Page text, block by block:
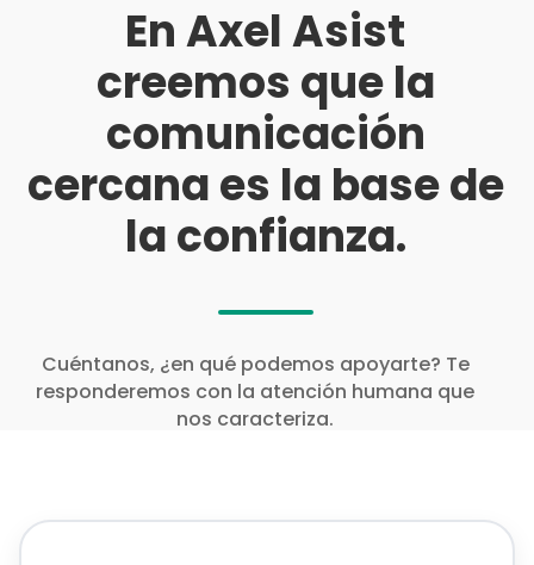
En Axel Asist
creemos que la
comunicación
cercana es la base de
la confianza.
Cuéntanos, ¿en qué podemos apoyarte? Te
responderemos con la atención humana que
nos caracteriza.